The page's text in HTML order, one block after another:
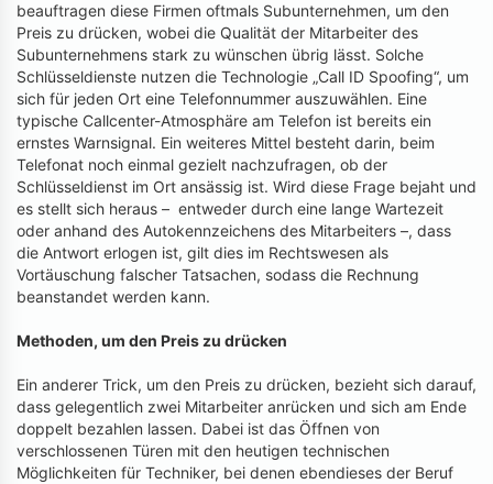
beauftragen diese Firmen oftmals Subunternehmen, um den
Preis zu drücken, wobei die Qualität der Mitarbeiter des
Subunternehmens stark zu wünschen übrig lässt. Solche
Schlüsseldienste nutzen die Technologie „Call ID Spoofing“, um
sich für jeden Ort eine Telefonnummer auszuwählen. Eine
typische Callcenter-Atmosphäre am Telefon ist bereits ein
ernstes Warnsignal. Ein weiteres Mittel besteht darin, beim
Telefonat noch einmal gezielt nachzufragen, ob der
Schlüsseldienst im Ort ansässig ist. Wird diese Frage bejaht und
es stellt sich heraus – entweder durch eine lange Wartezeit
oder anhand des Autokennzeichens des Mitarbeiters –, dass
die Antwort erlogen ist, gilt dies im Rechtswesen als
Vortäuschung falscher Tatsachen, sodass die Rechnung
beanstandet werden kann.
Methoden, um den Preis zu drücken
Ein anderer Trick, um den Preis zu drücken, bezieht sich darauf,
dass gelegentlich zwei Mitarbeiter anrücken und sich am Ende
doppelt bezahlen lassen. Dabei ist das Öffnen von
verschlossenen Türen mit den heutigen technischen
Möglichkeiten für Techniker, bei denen ebendieses der Beruf